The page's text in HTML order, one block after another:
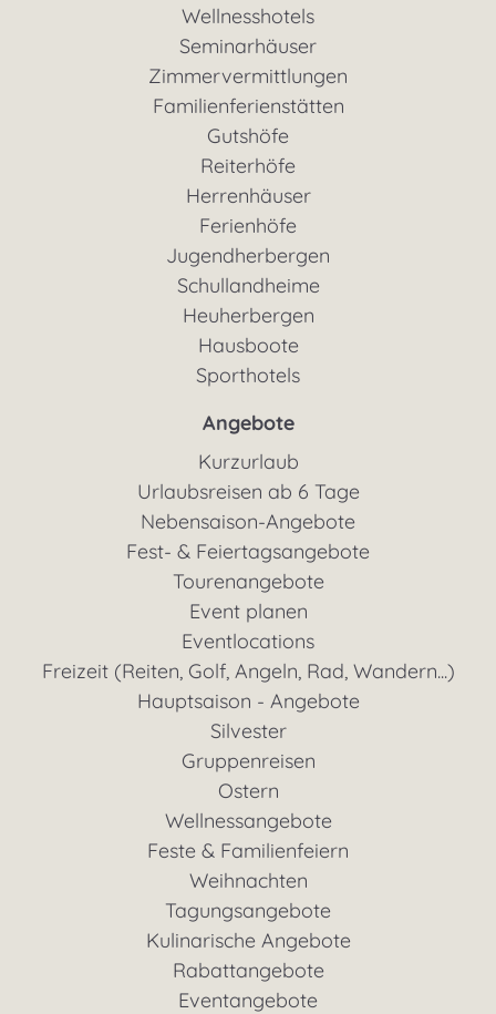
Wellnesshotels
Seminarhäuser
Zimmervermittlungen
Familienferienstätten
Gutshöfe
Reiterhöfe
Herrenhäuser
Ferienhöfe
Jugendherbergen
Schullandheime
Heuherbergen
Hausboote
Sporthotels
Angebote
Kurzurlaub
Urlaubsreisen ab 6 Tage
Nebensaison-Angebote
Fest- & Feiertagsangebote
Tourenangebote
Event planen
Eventlocations
Freizeit (Reiten, Golf, Angeln, Rad, Wandern...)
Hauptsaison - Angebote
Silvester
Gruppenreisen
Ostern
Wellnessangebote
Feste & Familienfeiern
Weihnachten
Tagungsangebote
Kulinarische Angebote
Rabattangebote
Eventangebote